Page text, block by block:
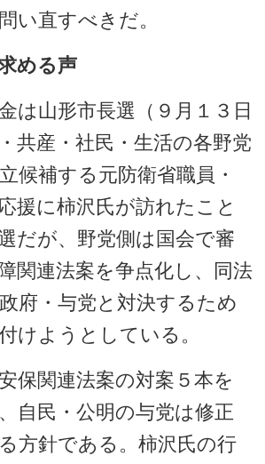
い直すべきだ。
める声
は山形市長選（９月１３日
共産・社民・生活の各野党
候補する元防衛省職員・
援に柿沢氏が訪れたこと
だが、野党側は国会で審
関連法案を争点化し、同法
府・与党と対決するため
けようとしている。
保関連法案の対案５本を
自民・公明の与党は修正
方針である。柿沢氏の行